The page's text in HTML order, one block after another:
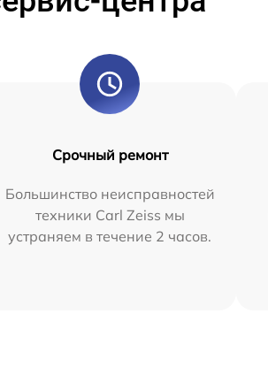
Срочный ремонт
Большинство неисправностей
техники Carl Zeiss мы
устраняем в течение 2 часов.